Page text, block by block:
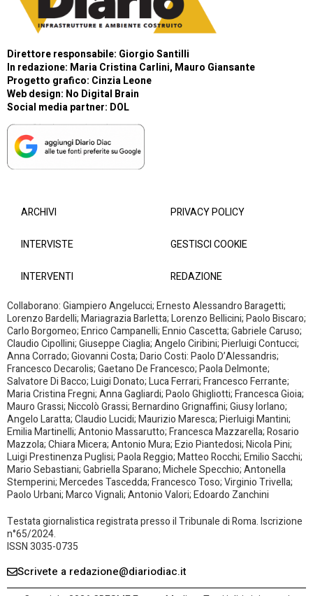
Direttore responsabile: Giorgio Santilli
In redazione: Maria Cristina Carlini, Mauro Giansante
Progetto grafico: Cinzia Leone
Web design: No Digital Brain
Social media partner: DOL
ARCHIVI
INTERVISTE
INTERVENTI
PRIVACY POLICY
GESTISCI COOKIE
REDAZIONE
Collaborano: Giampiero Angelucci; Ernesto Alessandro Baragetti;
Lorenzo Bardelli; Mariagrazia Barletta; Lorenzo Bellicini; Paolo Biscaro;
Carlo Borgomeo; Enrico Campanelli; Ennio Cascetta; Gabriele Caruso;
Claudio Cipollini; Giuseppe Ciaglia; Angelo Ciribini; Pierluigi Contucci;
Anna Corrado; Giovanni Costa; Dario Costi: Paolo D’Alessandris;
Francesco Decarolis; Gaetano De Francesco; Paola Delmonte;
Salvatore Di Bacco; Luigi Donato; Luca Ferrari; Francesco Ferrante;
Maria Cristina Fregni; Anna Gagliardi; Paolo Ghigliotti; Francesca Gioia;
Mauro Grassi; Niccolò Grassi; Bernardino Grignaffini; Giusy Iorlano;
Angelo Laratta; Claudio Lucidi; Maurizio Maresca; Pierluigi Mantini;
Emilia Martinelli; Antonio Massarutto; Francesca Mazzarella; Rosario
Mazzola; Chiara Micera; Antonio Mura; Ezio Piantedosi; Nicola Pini;
Luigi Prestinenza Puglisi; Paola Reggio; Matteo Rocchi; Emilio Sacchi;
Mario Sebastiani; Gabriella Sparano; Michele Specchio; Antonella
Stemperini; Mercedes Tascedda; Francesco Toso; Virginio Trivella;
Paolo Urbani; Marco Vignali; Antonio Valori; Edoardo Zanchini
Testata giornalistica registrata presso il Tribunale di Roma. Iscrizione
n°65/2024.
ISSN 3035-0735
Scrivete a redazione@diariodiac.it